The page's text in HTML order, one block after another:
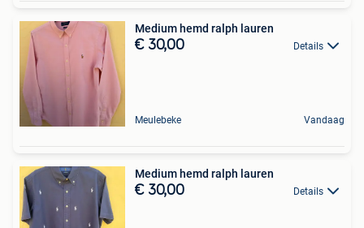
Medium hemd ralph lauren
€ 30,00 Details
Meulebeke Vandaag
Medium hemd ralph lauren
€ 30,00 Details